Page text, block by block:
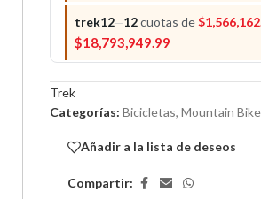
trek12—12cuotas de$
$18,793,949.99
naranja 12—12cuotas de$
$
trek 9
Trek
Categorías: Bicicletas, Mountain Bike
Añadir a la lista de deseos
Compartir: